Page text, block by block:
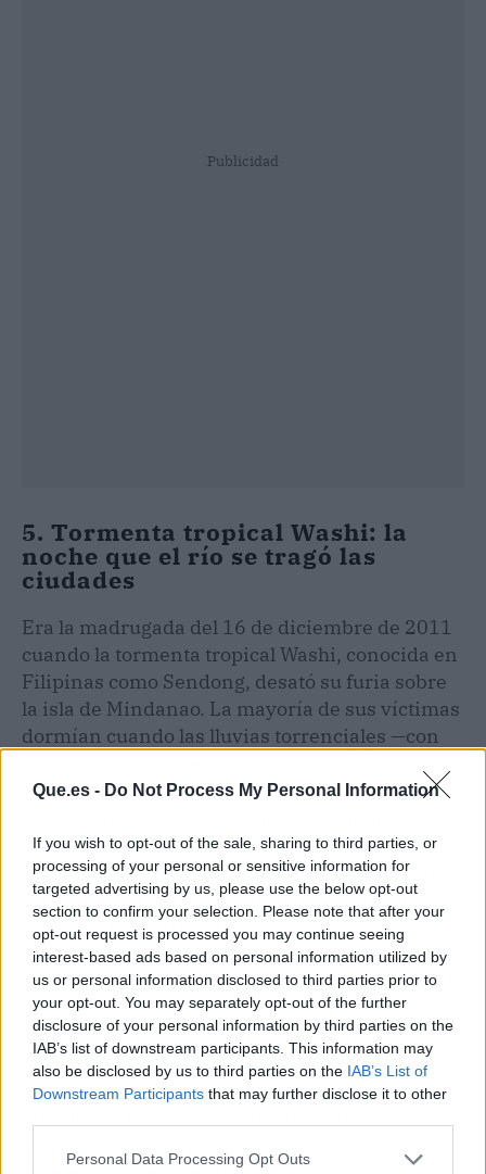
Que.es - Do Not Process My Personal Information
If you wish to opt-out of the sale, sharing to third parties, or
processing of your personal or sensitive information for
targeted advertising by us, please use the below opt-out
section to confirm your selection. Please note that after your
opt-out request is processed you may continue seeing
interest-based ads based on personal information utilized by
us or personal information disclosed to third parties prior to
your opt-out. You may separately opt-out of the further
disclosure of your personal information by third parties on the
IAB’s list of downstream participants. This information may
also be disclosed by us to third parties on the IAB’s List of
Downstream Participants that may further disclose it to other
Personal Data Processing Opt Outs
Publicidad
5. Tormenta tropical Washi: la
noche que el río se tragó las
ciudades
Era la madrugada del 16 de diciembre de 2011
cuando la tormenta tropical Washi, conocida en
Filipinas como Sendong, desató su furia sobre
la isla de Mindanao. La mayoría de sus víctimas
dormían cuando las lluvias torrenciales —con
milímetros en algunas zonas— hicieron
Mandulog. La marea alta en la bahía de
Macajalar agravó el drenaje, convirtiendo calles
y avenidas en torrentes de agua y lodo que
sepultaron hogares enteros.
La cifra definitiva de muertos osciló entre las
1.200 y 1.500 personas. La magnitud de la
catástrofe tomó por sorpresa a las autoridades,
que vieron cómo cerca de 40.000 hogares
resultaban completamente destruidos y casi